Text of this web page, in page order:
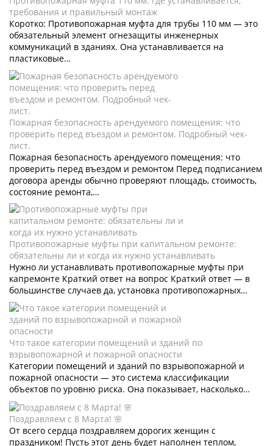
требования и правильный монтаж
Коротко: Противопожарная муфта для трубы 110 мм — это
обязательный элемент огнезащиты инженерных
коммуникаций в зданиях. Она устанавливается на
пластиковые…
Пожарная безопасность арендуемого помещения: что
проверить перед въездом и ремонтом. Подробный чек-
лист.
Пожарная безопасность арендуемого помещения: что
проверить перед въездом и ремонтом Перед подписанием
договора аренды обычно проверяют площадь, стоимость,
состояние ремонта,…
Противопожарные муфты при капитальном ремонте:
обязательны ли и когда их нужно устанавливать
Нужно ли устанавливать противопожарные муфты при
капремонте Краткий ответ на вопрос Краткий ответ — в
большинстве случаев да, установка противопожарных…
Что такое категории помещений и зданий по
взрывопожарной и пожарной опасности
Категории помещений и зданий по взрывопожарной и
пожарной опасности — это система классификации
объектов по уровню риска. Она показывает, насколько…
Поздравляем с 8 Марта! 🌸
От всего сердца поздравляем дорогих женщин с
праздником! Пусть этот день будет наполнен теплом,